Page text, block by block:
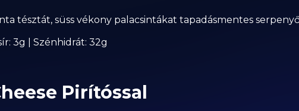
tésztát, süss vékony palacsintákat tapadásmentes
3g | Szénhidrát: 32g
Pirítóssal